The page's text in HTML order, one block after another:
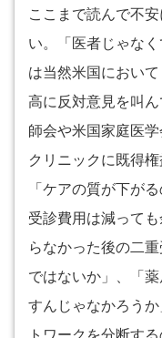
ここまで読んで不
い。「医者じゃな
は当然米国におい
高に反対意見を叫
師会や米国家庭医
クリニックに既得
「ケアの質が下が
受診費用は減って
らなかった後の二
ではないか」、「
すんじゃなかろう
トワークを分断す